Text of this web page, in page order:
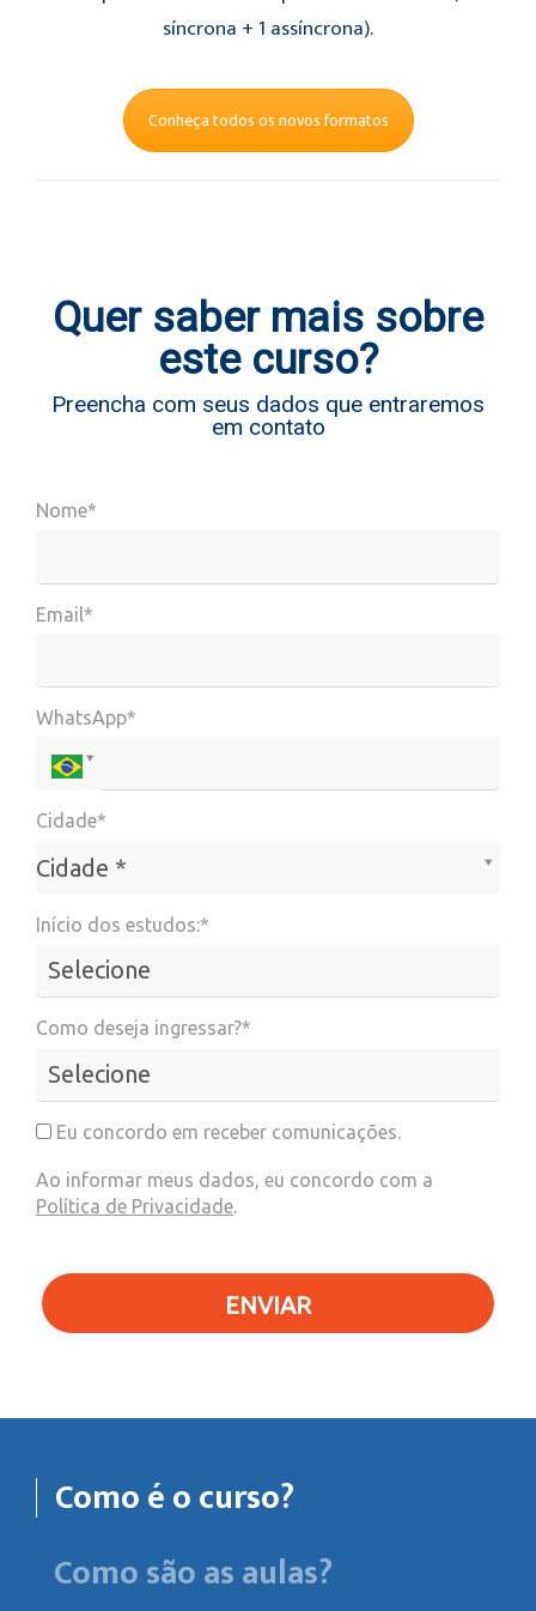
síncrona + 1 assíncrona).
Conheça todos os novos formatos
Quer saber mais sobre
este curso?
Preencha com seus dados que entraremos
em contato
Nome*
Email*
WhatsApp*
Cidade*
Cidade *
Cidade*
Início dos estudos:*
Como deseja ingressar?*
Eu concordo em receber comunicações.
Ao informar meus dados, eu concordo com a
Política de Privacidade.
ENVIAR
Como é o curso?
Como são as aulas?